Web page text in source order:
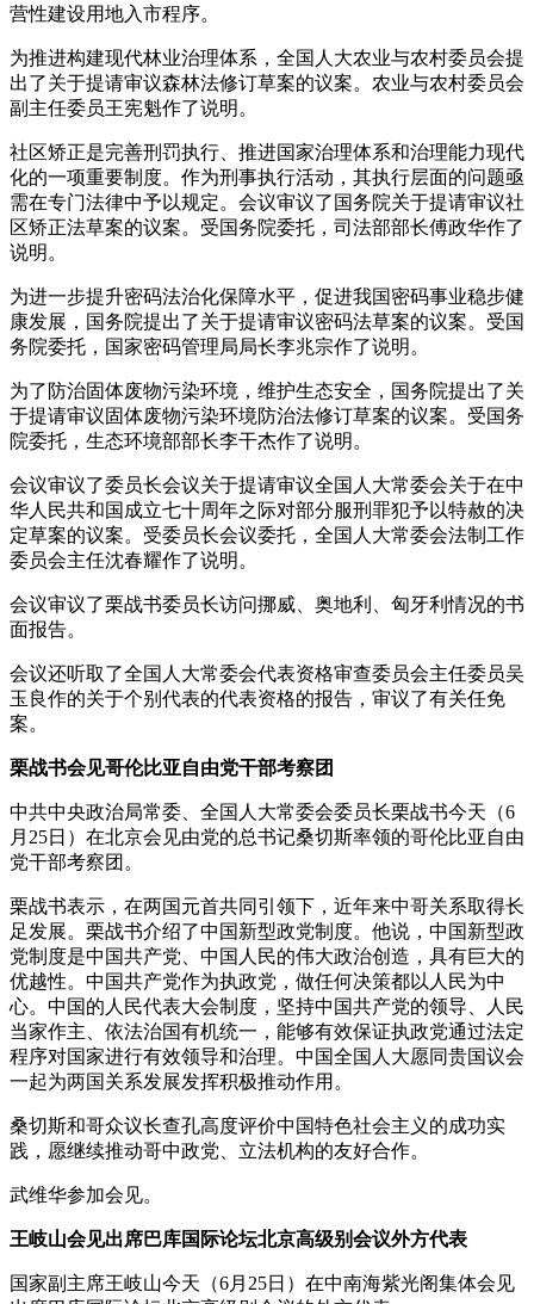
营性建设用地入市程序。
为推进构建现代林业治理体系，全国人大农业与农村委员会提
出了关于提请审议森林法修订草案的议案。农业与农村委员会
副主任委员王宪魁作了说明。
社区矫正是完善刑罚执行、推进国家治理体系和治理能力现代
化的一项重要制度。作为刑事执行活动，其执行层面的问题亟
需在专门法律中予以规定。会议审议了国务院关于提请审议社
区矫正法草案的议案。受国务院委托，司法部部长傅政华作了
说明。
为进一步提升密码法治化保障水平，促进我国密码事业稳步健
康发展，国务院提出了关于提请审议密码法草案的议案。受国
务院委托，国家密码管理局局长李兆宗作了说明。
为了防治固体废物污染环境，维护生态安全，国务院提出了关
于提请审议固体废物污染环境防治法修订草案的议案。受国务
院委托，生态环境部部长李干杰作了说明。
会议审议了委员长会议关于提请审议全国人大常委会关于在中
华人民共和国成立七十周年之际对部分服刑罪犯予以特赦的决
定草案的议案。受委员长会议委托，全国人大常委会法制工作
委员会主任沈春耀作了说明。
会议审议了栗战书委员长访问挪威、奥地利、匈牙利情况的书
面报告。
会议还听取了全国人大常委会代表资格审查委员会主任委员吴
玉良作的关于个别代表的代表资格的报告，审议了有关任免
案。
栗战书会见哥伦比亚自由党干部考察团
中共中央政治局常委、全国人大常委会委员长栗战书今天（6
月25日）在北京会见由党的总书记桑切斯率领的哥伦比亚自由
党干部考察团。
栗战书表示，在两国元首共同引领下，近年来中哥关系取得长
足发展。栗战书介绍了中国新型政党制度。他说，中国新型政
党制度是中国共产党、中国人民的伟大政治创造，具有巨大的
优越性。中国共产党作为执政党，做任何决策都以人民为中
心。中国的人民代表大会制度，坚持中国共产党的领导、人民
当家作主、依法治国有机统一，能够有效保证执政党通过法定
程序对国家进行有效领导和治理。中国全国人大愿同贵国议会
一起为两国关系发展发挥积极推动作用。
桑切斯和哥众议长查孔高度评价中国特色社会主义的成功实
践，愿继续推动哥中政党、立法机构的友好合作。
武维华参加会见。
王岐山会见出席巴库国际论坛北京高级别会议外方代表
国家副主席王岐山今天（6月25日）在中南海紫光阁集体会见